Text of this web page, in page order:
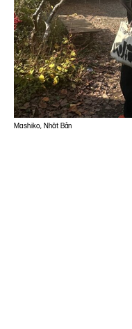
Mashiko, Nhật Bản